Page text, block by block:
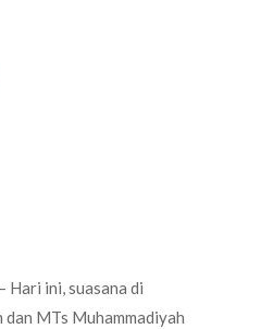
Hari ini, suasana di
dan MTs Muhammadiyah